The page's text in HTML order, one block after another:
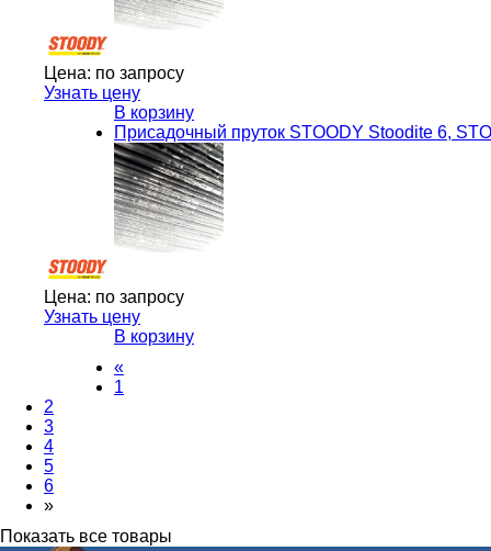
Цена: по запросу
Узнать цену
В корзину
Присадочный пруток STOODY Stoodite 6,
Цена: по запросу
Узнать цену
В корзину
«
1
2
3
4
5
6
»
Показать все товары